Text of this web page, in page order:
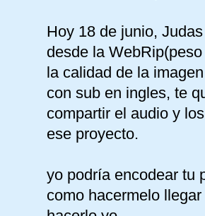
Hoy 18 de junio,
desde la
la calidad de la
con sub en ingles, te
compartir el audio y
ese proyecto.
yo podría encodear tu
como hacermelo